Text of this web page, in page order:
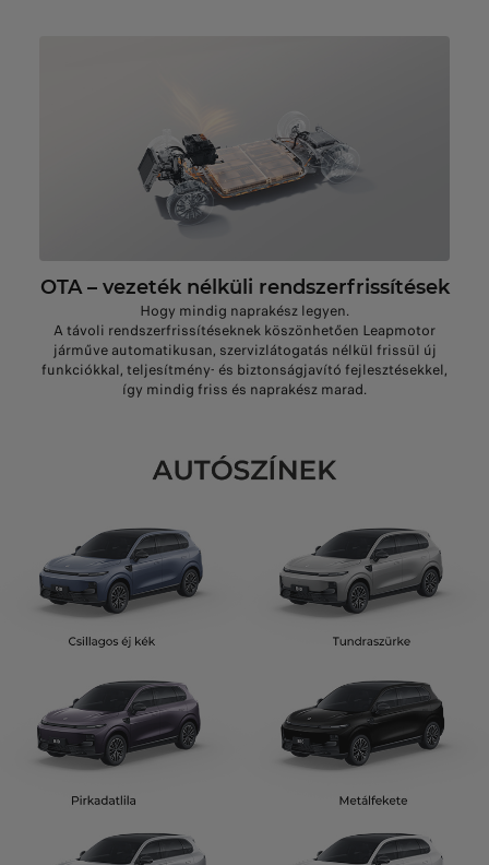
OTA – vezeték nélküli rendszerfrissítések
Hogy mindig naprakész legyen.
A távoli rendszerfrissítéseknek köszönhetően Leapmotor
járműve automatikusan, szervizlátogatás nélkül frissül új
funkciókkal, teljesítmény- és biztonságjavító fejlesztésekkel,
így mindig friss és naprakész marad.